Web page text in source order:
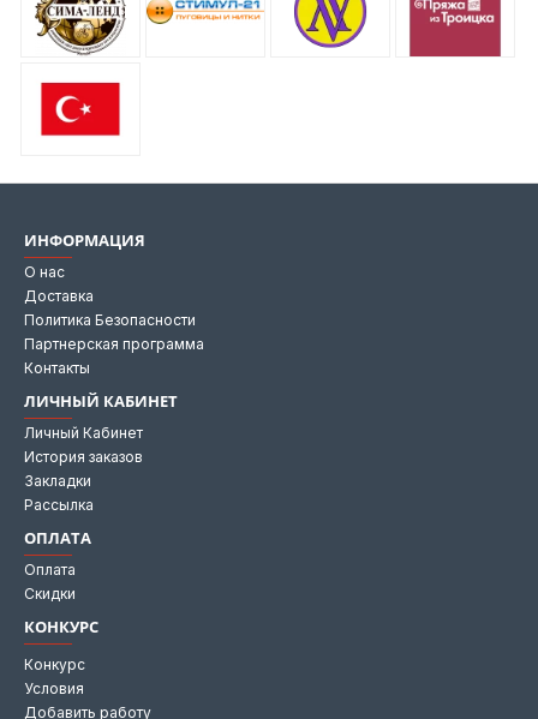
ИНФОРМАЦИЯ
О нас
Доставка
Политика Безопасности
Партнерская программа
Контакты
ЛИЧНЫЙ КАБИНЕТ
Личный Кабинет
История заказов
Закладки
Рассылка
ОПЛАТА
Оплата
Скидки
КОНКУРС
Конкурс
Условия
Добавить работу